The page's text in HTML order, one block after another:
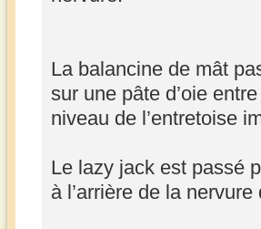
La balancine de mât
sur une pâte d’oie
niveau de l’entretoise
Le lazy jack est passé
à l’arrière de la